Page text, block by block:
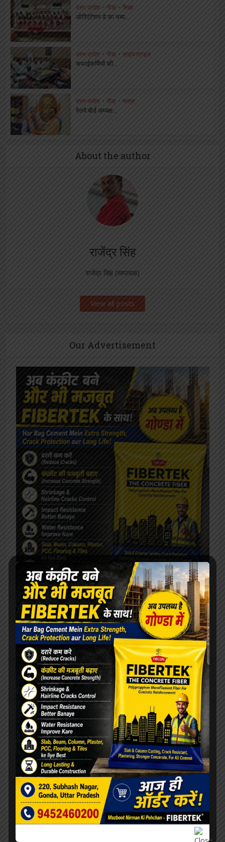
उत्तर प्रदेश • गोंडा • शिक्षा
ओरिएंटेशन डे का भब्य...
उत्तर प्रदेश • गोंडा • लाइफस्टाइल
सफाईकर्मियों की...
उत्तर प्रदेश • गोंडा • यात्रा
रेलवे बोर्ड अध्यक्ष...
About the author
राजेंद्र सिंह
राजेंद्र सिंह (सम्पादक)
View all posts
Our Advertisement
[covid-data]
खेल
मंडल के 52 लाख बच्चों को मिलेगी सेहत की सौगात, कृमि
मुक्ति अभियान 10 से
महाविद्यालय संस्थापिका की जयंती, विभिन्न
प्रतियोगिताओं का आयोजन